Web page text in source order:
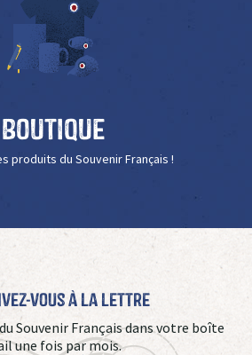
Boutique
produits du Souvenir Français !
vous à La Lettre
Souvenir Français dans votre boîte
une fois par mois.